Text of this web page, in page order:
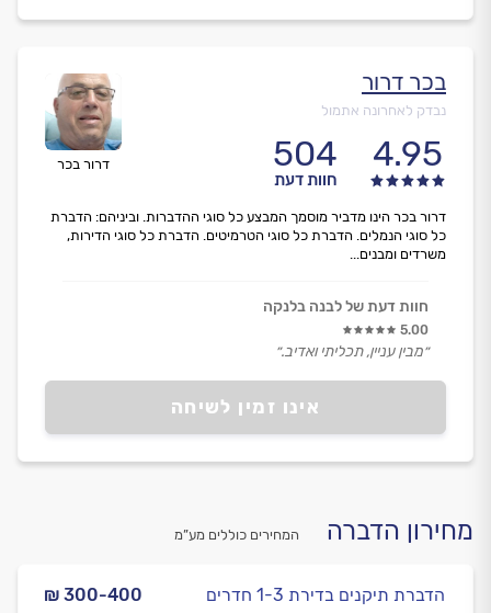
דרור בכר
בכר דרור
נבדק לאחרונה אתמול
4.95
504
חוות דעת
אינו זמין לשיחה
דרור בכר הינו מדביר מוסמך המבצע כל סוגי ההדברות. וביניהם: הדברת
כל סוגי הנמלים. הדברת כל סוגי הטרמיטים. הדברת כל סוגי הדירות,
משרדים ומבנים...
חוות דעת של לבנה בלנקה
5.00
״מבין עניין, תכליתי ואדיב.״
מחירון הדברה המחירים כוללים מע”מ
₪ 300-400 הדברת תיקנים בדירת 1-3 חדרים